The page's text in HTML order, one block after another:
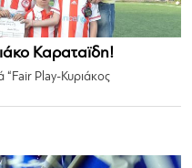
Καραταϊδη!
“Fair Play-Κυριάκος